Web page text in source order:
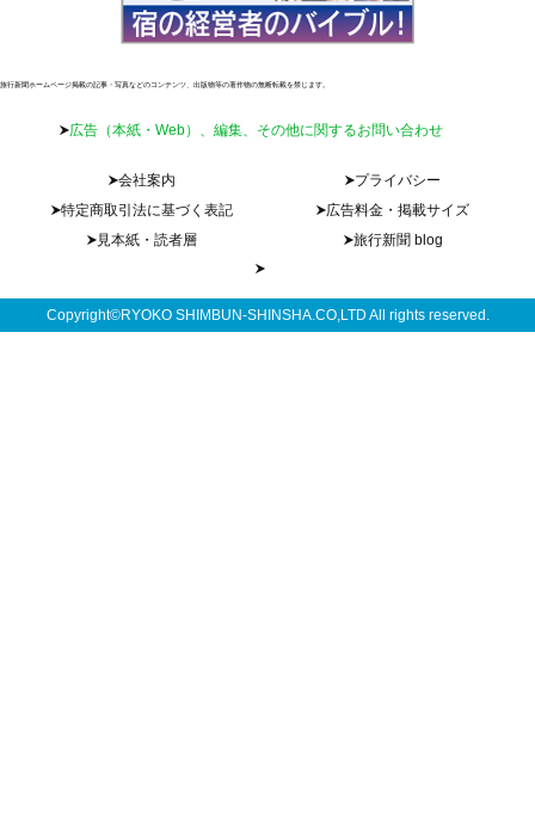
旅行新聞ホームページ掲載の記事・写真などのコンテンツ、出版物等の著作物の無断転載を禁じます。
広告（本紙・Web）、編集、その他に関するお問い合わせ
会社案内
プライバシー
特定商取引法に基づく表記
広告料金・掲載サイズ
見本紙・読者層
旅行新聞 blog
Copyright©RYOKO SHIMBUN-SHINSHA.CO,LTD All rights reserved.